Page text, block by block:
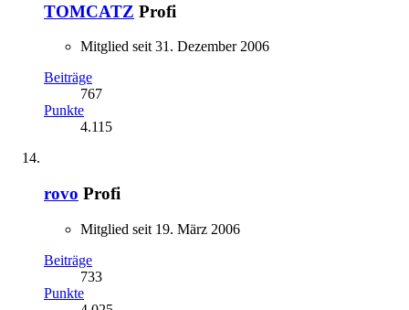
TOMCATZ Profi
Mitglied seit 31. Dezember 2006
Beiträge
767
Punkte
4.115
rovo Profi
Mitglied seit 19. März 2006
Beiträge
733
Punkte